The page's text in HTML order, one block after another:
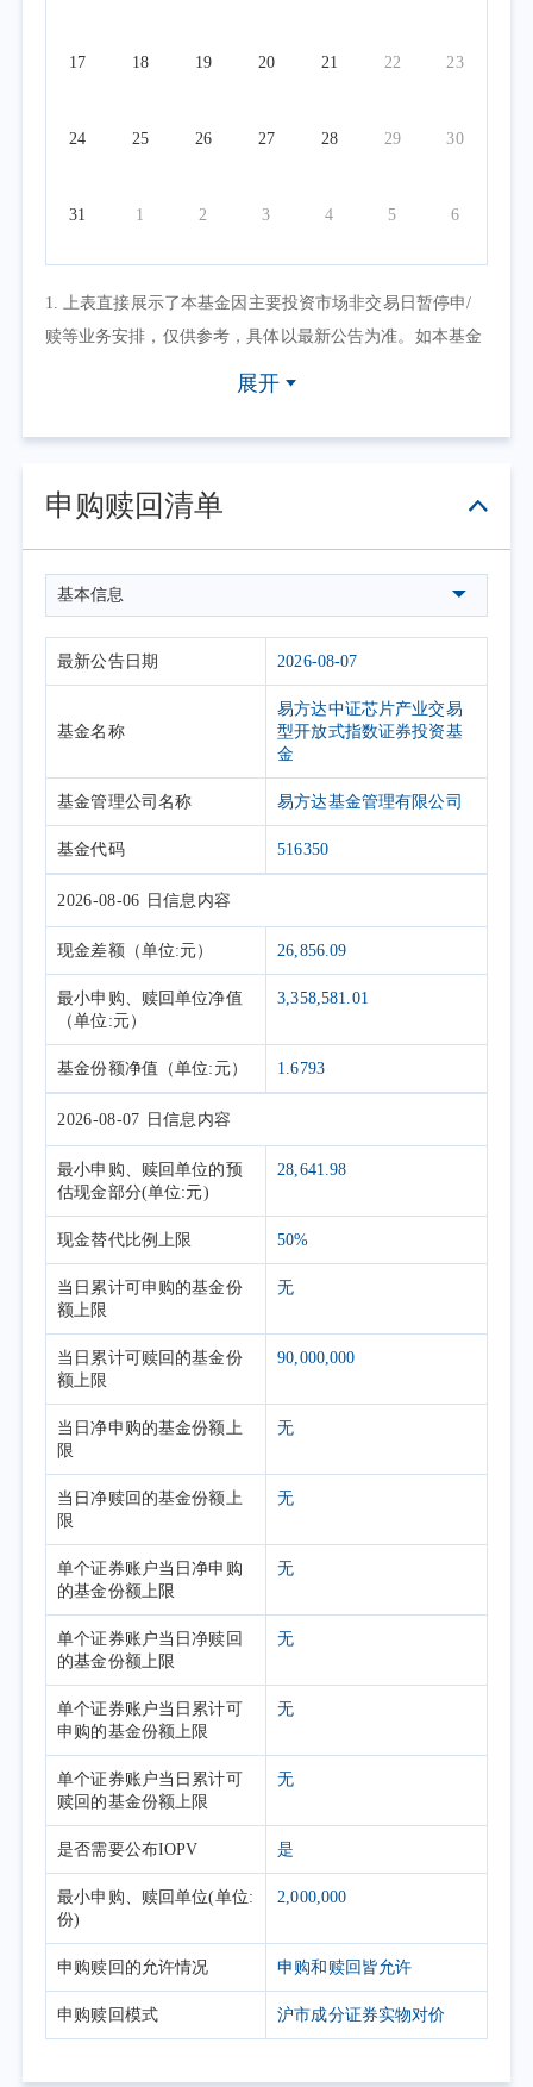
17 18 19 20 21 22 23
24 25 26 27 28 29 30
31 1 2 3 4 5 6
1. 上表直接展示了本基金因主要投资市场非交易日暂停申/
赎等业务安排，仅供参考，具体以最新公告为准。如本基金
因其他原因暂停申/赎等业务或有其他交易状态限制的，可点
2. 上表默认展示一个自然月的开放日安排，如需要查询本基
间区间。
展开
申购赎回清单
基本信息
最新公告日期 2026-08-07
基金名称
易方达中证芯片产业交易
型开放式指数证券投资基
金
基金管理公司名称 易方达基金管理有限公司
基金代码 516350
2026-08-06 日信息内容
现金差额（单位:元） 26,856.09
最小申购、赎回单位净值
（单位:元）
3,358,581.01
基金份额净值 （单位:元） 1.6793
2026-08-07 日信息内容
最小申购、赎回单位的预
估现金部分(单位:元)
28,641.98
现金替代比例上限 50%
当日累计可申购的基金份
额上限
无
当日累计可赎回的基金份
额上限
90,000,000
当日净申购的基金份额上
限
无
当日净赎回的基金份额上
限
无
单个证券账户当日净申购
的基金份额上限
无
单个证券账户当日净赎回
的基金份额上限
无
单个证券账户当日累计可
申购的基金份额上限
无
单个证券账户当日累计可
赎回的基金份额上限
无
是否需要公布IOPV 是
最小申购、赎回单位(单位:
份)
2,000,000
申购赎回的允许情况 申购和赎回皆允许
申购赎回模式 沪市成分证券实物对价